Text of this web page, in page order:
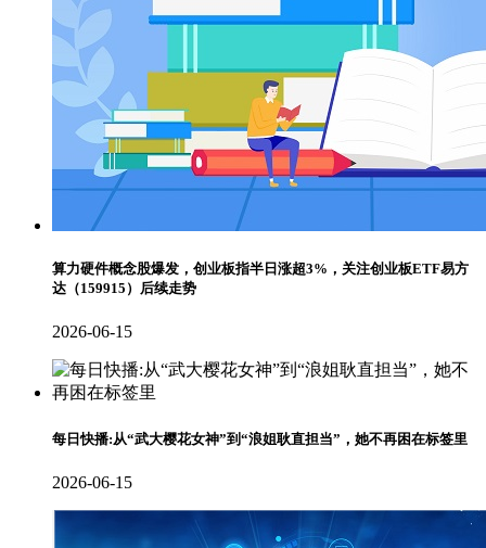
算力硬件概念股爆发，创业板指半日涨超3%，关注创业板ETF易方
达（159915）后续走势
2026-06-15
每日快播:从“武大樱花女神”到“浪姐耿直担当”，她不再困在标签里
2026-06-15